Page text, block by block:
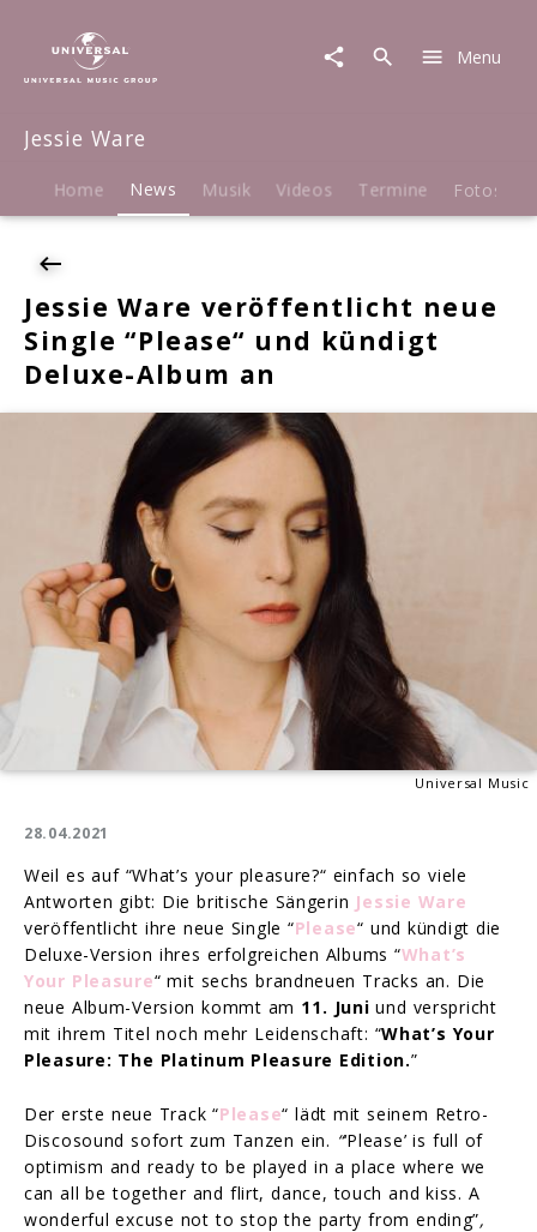
News
Jessie
veröffentlicht
neue
“Please“
kündigt
Deluxe-
Album
Menu
Jessie Ware
Home News Musik Videos Termine Fotos
Jessie Ware veröffentlicht neue
Single “Please“ und kündigt
Deluxe-Album an
Universal Music
28.04.2021
Weil es auf “What’s your pleasure?“ einfach so viele
Antworten gibt: Die britische Sängerin Jessie Ware
veröffentlicht ihre neue Single “Please“ und kündigt die
Deluxe-Version ihres erfolgreichen Albums “What’s
Your Pleasure“ mit sechs brandneuen Tracks an. Die
neue Album-Version kommt am 11. Juni und verspricht
mit ihrem Titel noch mehr Leidenschaft: “What’s Your
Pleasure: The Platinum Pleasure Edition.”
Der erste neue Track “Please“ lädt mit seinem Retro-
Discosound sofort zum Tanzen ein. “‘Please’ is full of
optimism and ready to be played in a place where we
can all be together and flirt, dance, touch and kiss. A
wonderful excuse not to stop the party from ending”,